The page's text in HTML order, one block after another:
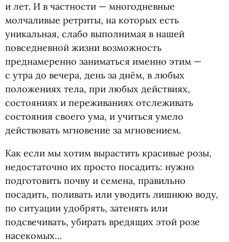
и лет. И в частности — многодневные
молчаливые ретриты, на которых есть
уникальная, слабо выполнимая в нашей
повседневной жизни возможность
преднамеренно заниматься именно этим —
с утра до вечера, день за днём, в любых
положениях тела, при любых действиях,
состояниях и переживаниях отслеживать
состояния своего ума, и учиться умело
действовать мгновение за мгновением.
Как если мы хотим вырастить красивые розы,
недостаточно их просто посадить: нужно
подготовить почву и семена, правильно
посадить, поливать или уводить лишнюю воду,
по ситуации удобрять, затенять или
подсвечивать, убирать вредящих этой розе
насекомых…